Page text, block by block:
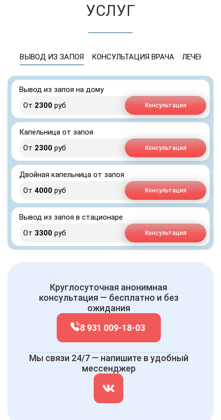
УСЛУГ
ВЫВОД ИЗ ЗАПОЯ КОНСУЛЬТАЦИЯ ВРАЧА ЛЕЧЕНИЕ
Вывод из запоя на дому
От 2300 руб Консультация
Капельница от запоя
От 2300 руб Консультация
Двойная капельница от запоя
От 4000 руб Консультация
Вывод из запоя в стационаре
От 3300 руб Консультация
Круглосуточная анонимная
консультация — бесплатно и без
ожидания
8 931 009-18-03
Мы связи 24/7 — напишите в удобный
мессенджер